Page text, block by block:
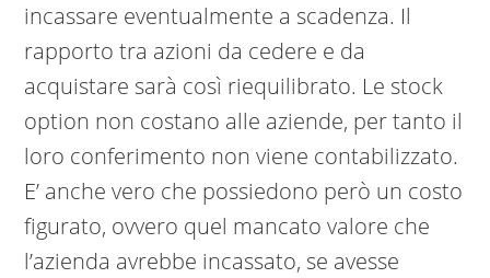
incassare eventualmente a scadenza. Il
rapporto tra azioni da cedere e da
acquistare sarà così riequilibrato. Le stock
option non costano alle aziende, per tanto il
loro conferimento non viene contabilizzato.
E’ anche vero che possiedono però un costo
figurato, ovvero quel mancato valore che
l’azienda avrebbe incassato, se avesse